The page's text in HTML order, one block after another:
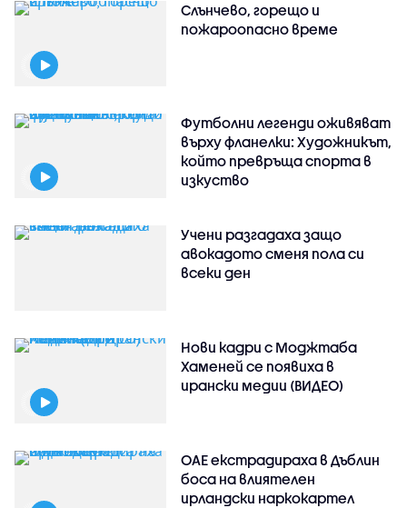
Слънчево, горещо и
пожароопасно време
Футболни легенди оживяват
върху фланелки: Художникът,
който превръща спорта в
изкуство
Учени разгадаха защо
авокадото сменя пола си
всеки ден
Нови кадри с Моджтаба
Хаменей се появиха в
ирански медии (ВИДЕО)
ОАЕ екстрадираха в Дъблин
боса на влиятелен
ирландски наркокартел